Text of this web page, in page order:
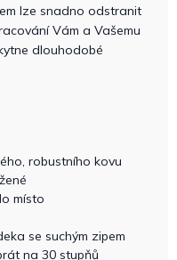
lze snadno odstranit
Vám a Vašemu
dlouhodobé
robustního kovu
místo
se suchým zipem
na 30 stupňů